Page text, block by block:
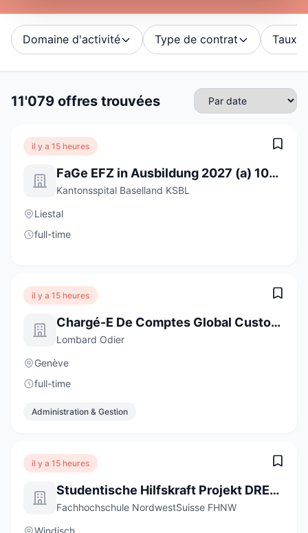
Domaine d'activité Type de contrat Taux
11'079 offres trouvées
il y a 15 heures
FaGe EFZ in Ausbildung 2027 (a) 100%
Kantonsspital Baselland KSBL
Liestal
full-time
il y a 15 heures
Chargé-E De Comptes Global Custody
Lombard Odier
Genève
full-time
Administration & Gestion
il y a 15 heures
Studentische Hilfskraft Projekt DREAMS - Digitale Professionsentwicklung und Bildungsinnovation (20-40 %)
Fachhochschule NordwestSuisse FHNW
Windisch